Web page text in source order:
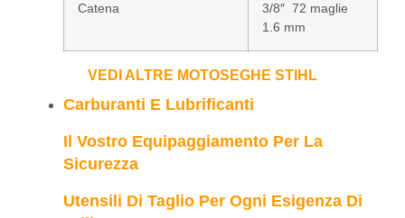
Catena
3/8″ 72 maglie
1.6 mm
VEDI ALTRE MOTOSEGHE STIHL
Carburanti E Lubrificanti
Il Vostro Equipaggiamento Per La
Sicurezza
Utensili Di Taglio Per Ogni Esigenza Di